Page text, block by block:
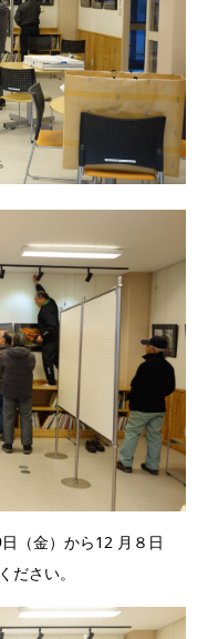
（金）から12 月８日
ださい。